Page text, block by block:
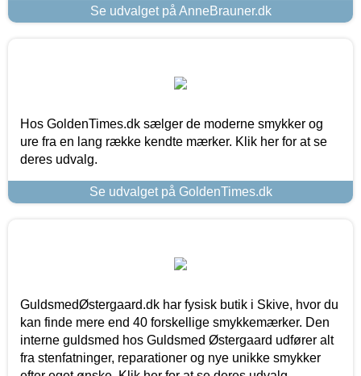
Se udvalget på AnneBrauner.dk
Hos GoldenTimes.dk sælger de moderne smykker og
ure fra en lang række kendte mærker. Klik her for at se
deres udvalg.
Se udvalget på GoldenTimes.dk
GuldsmedØstergaard.dk har fysisk butik i Skive, hvor du
kan finde mere end 40 forskellige smykkemærker. Den
interne guldsmed hos Guldsmed Østergaard udfører alt
fra stenfatninger, reparationer og nye unikke smykker